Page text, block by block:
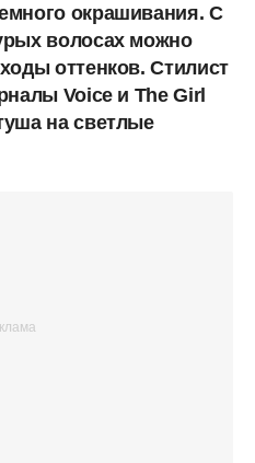
окрашивания. С
волосах можно
оттенков. Стилист
Voice и The Girl
на светлые